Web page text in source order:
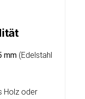
mm (Edelstahl
Holz oder